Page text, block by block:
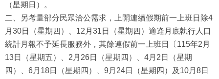
（星期日）。
二、另考量部分民眾洽公需求，上開連續假期前一上班日除4
月30日（星期四）、12月31日（星期四）適逢月底執行人口
統計月報不予延長服務外，其餘連假前一上班日〔115年2月
13日（星期五）、2月26日（星期四）、4月2日（星期
四）、6月18日（星期四）、9月24日（星期四）及10月8日